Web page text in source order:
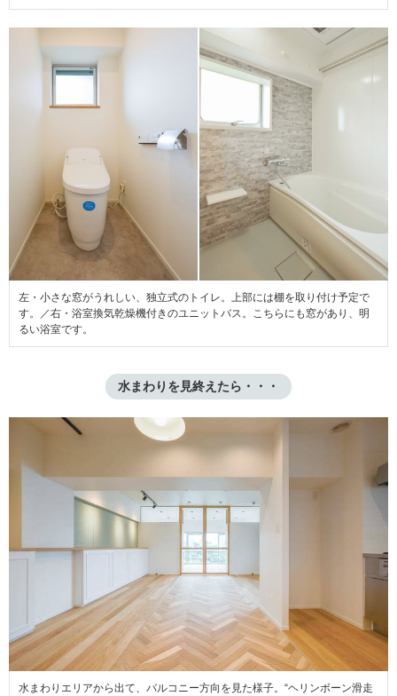
左・小さな窓がうれしい、独立式のトイレ。上部には棚を取り付け予定で
す。／右・浴室換気乾燥機付きのユニットバス。こちらにも窓があり、明
るい浴室です。
水まわりを見終えたら・・・
水まわりエリアから出て、バルコニー方向を見た様子。“ヘリンボーン滑走